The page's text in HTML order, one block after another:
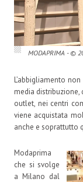
MODAPRIMA - ©
L’abbigliamento
media
outlet, nei centri
viene acquistata
anche e soprattutto
Modaprima
che si svolge
a Milano dal